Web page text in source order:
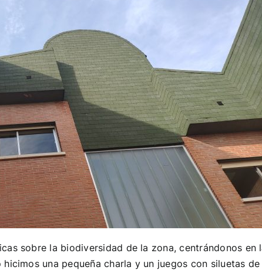
sobre la biodiversidad de la zona, centrándonos en
una pequeña charla y un juegos con siluetas